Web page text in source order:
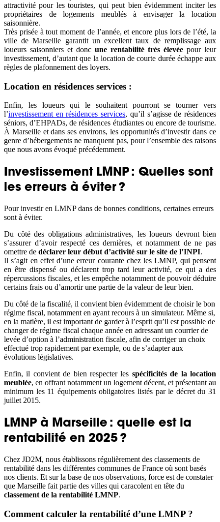
attractivité pour les touristes, qui peut bien évidemment inciter les
propriétaires de logements meublés à envisager la location
saisonnière.
Très prisée à tout moment de l’année, et encore plus lors de l’été, la
ville de Marseille garantit un excellent taux de remplissage aux
loueurs saisonniers et donc une rentabilité très élevée pour leur
investissement, d’autant que la location de courte durée échappe aux
règles de plafonnement des loyers.
Location en résidences services :
Enfin, les loueurs qui le souhaitent pourront se tourner vers
l’investissement en résidences services, qu’il s’agisse de résidences
séniors, d’EHPADs, de résidences étudiantes ou encore de tourisme.
À Marseille et dans ses environs, les opportunités d’investir dans ce
genre d’hébergements ne manquent pas, pour l’ensemble des raisons
que nous avons évoqué précédemment.
Investissement LMNP : Quelles sont
les erreurs à éviter ?
Pour investir en LMNP dans de bonnes conditions, certaines erreurs
sont à éviter.
Du côté des obligations administratives, les loueurs devront bien
s’assurer d’avoir respecté ces dernières, et notamment de ne pas
omettre de déclarer leur début d’activité sur le site de l’INPI.
Il s’agit en effet d’une erreur courante chez les LMNP, qui pensent
en être dispensé ou déclarent trop tard leur activité, ce qui a des
répercussions fiscales, et les empêche notamment de pouvoir déduire
certains frais ou d’amortir une partie de la valeur de leur bien.
Du côté de la fiscalité, il convient bien évidemment de choisir le bon
régime fiscal, notamment en ayant recours à un simulateur. Même si,
en la matière, il est important de garder à l’esprit qu’il est possible de
changer de régime fiscal chaque année en adressant un courrier de
levée d’option à l’administration fiscale, afin de corriger un choix
effectué trop rapidement par exemple, ou de s’adapter aux
évolutions législatives.
Enfin, il convient de bien respecter les spécificités de la location
meublée, en offrant notamment un logement décent, et présentant au
minimum les 11 équipements obligatoires listés par le décret du 31
juillet 2015.
LMNP à Marseille : quelle est la
rentabilité en 2025 ?
Chez JD2M, nous établissons régulièrement des classements de
rentabilité dans les différentes communes de France où sont basés
nos clients. Et sur la base de nos observations, force est de constater
que Marseille fait partie des villes qui caracolent en tête du
classement de la rentabilité LMNP.
Comment calculer la rentabilité d’une LMNP ?